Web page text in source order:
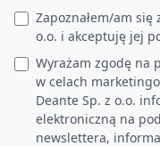
Zapoznałem/am się
o.o. i akceptuję jej
Wyrażam zgodę na
w celach
Deante Sp. z o.o.
elektroniczną na
newslettera,